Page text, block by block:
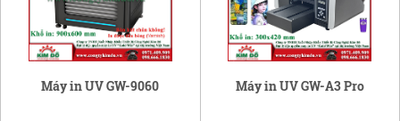
Máy in UV GW-9060 Máy in UV GW-A3 Pro